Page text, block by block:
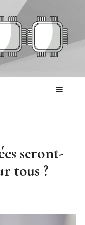
seront-
tous ?